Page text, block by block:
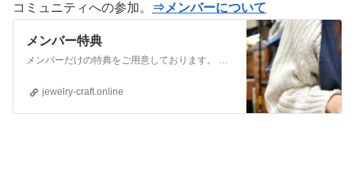
コミュニティへの参加。
⇒メンバーについて
メンバー特典
メンバーだけの特典をご用意しております。 ぜひご活用頂き、ご自身の活動に役立てて下さい。 ⇒メンバーについて詳しく見てみる メンバーになる （） ①有料コンテンツが見放題！ ジュエリー制作に関する情報やビジネス情報やブランディングに関する情
jewelry-craft.online